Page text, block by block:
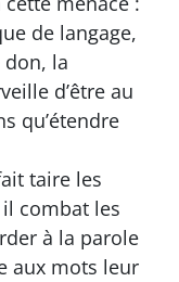
de langage,
la
d’être au
qu’étendre
taire les
combat les
à la parole
aux mots leur